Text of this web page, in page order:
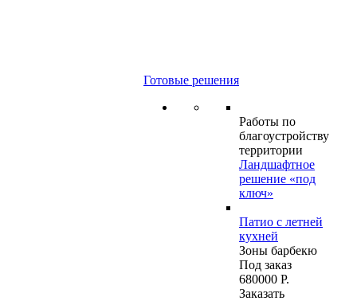
Готовые решения
Работы по
благоустройству
территории
Ландшафтное
решение «под
ключ»
Патио с летней
кухней
Зоны барбекю
Под заказ
680000 Р.
Заказать